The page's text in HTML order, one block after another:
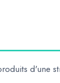
d'une